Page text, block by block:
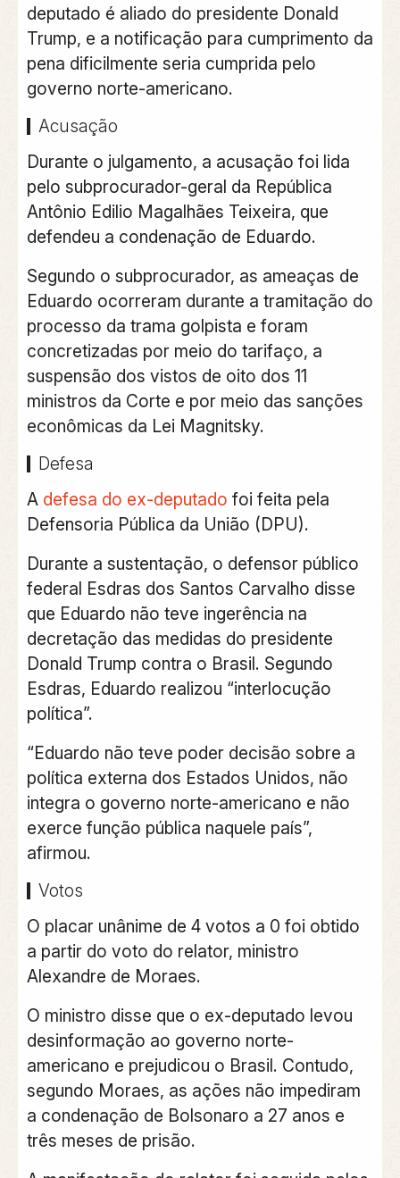
deputado é aliado do presidente Donald
Trump, e a notificação para cumprimento da
pena dificilmente seria cumprida pelo
governo norte-americano.
Acusação
Durante o julgamento, a acusação foi lida
pelo subprocurador-geral da República
Antônio Edilio Magalhães Teixeira, que
defendeu a condenação de Eduardo.
Segundo o subprocurador, as ameaças de
Eduardo ocorreram durante a tramitação do
processo da trama golpista e foram
concretizadas por meio do tarifaço, a
suspensão dos vistos de oito dos 11
ministros da Corte e por meio das sanções
econômicas da Lei Magnitsky.
Defesa
A defesa do ex-deputado foi feita pela
Defensoria Pública da União (DPU).
Durante a sustentação, o defensor público
federal Esdras dos Santos Carvalho disse
que Eduardo não teve ingerência na
decretação das medidas do presidente
Donald Trump contra o Brasil. Segundo
Esdras, Eduardo realizou “interlocução
política”.
“Eduardo não teve poder decisão sobre a
política externa dos Estados Unidos, não
integra o governo norte-americano e não
exerce função pública naquele país”,
afirmou.
Votos
O placar unânime de 4 votos a 0 foi obtido
a partir do voto do relator, ministro
Alexandre de Moraes.
O ministro disse que o ex-deputado levou
desinformação ao governo norte-
americano e prejudicou o Brasil. Contudo,
segundo Moraes, as ações não impediram
a condenação de Bolsonaro a 27 anos e
três meses de prisão.